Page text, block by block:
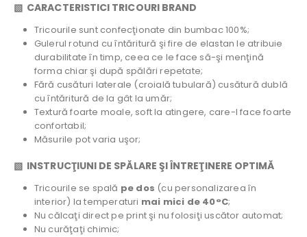
▧ CARACTERISTICI TRICOURI BRAND
Tricourile sunt confecţionate din bumbac 100%;
Gulerul rotund cu întăritură şi fire de elastan le atribuie
durabilitate în timp, ceea ce le face să-şi menţină
forma chiar şi după spălări repetate;
Fără cusături laterale (croială tubulară) cusătură dublă
cu întăritură de la gât la umăr;
Textură foarte moale, soft la atingere, care-l face foarte
confortabil;
Măsurile pot varia uşor;
▧ INSTRUCŢIUNI DE SPĂLARE ŞI ÎNTREŢINERE OPTIMĂ
Tricourile se spală pe dos (cu personalizarea în
interior) la temperaturi mai mici de 40°C;
Nu călcaţi direct pe print şi nu folosiţi uscător automat;
Nu curăţaţi chimic;